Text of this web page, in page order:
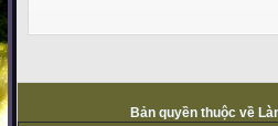
Bản quyền thuộc về